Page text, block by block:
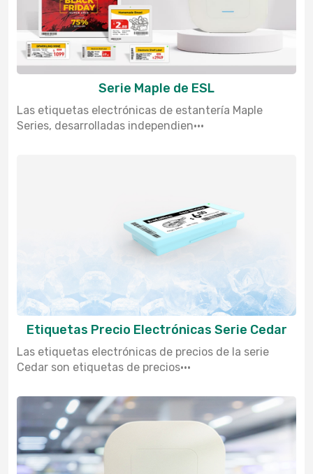
Serie Maple de ESL
Las etiquetas electrónicas de estantería Maple
Series, desarrolladas independien···
Etiquetas Precio Electrónicas Serie Cedar
Las etiquetas electrónicas de precios de la serie
Cedar son etiquetas de precios···